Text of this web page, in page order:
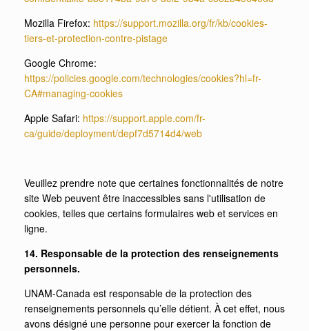
Mozilla Firefox: https://support.mozilla.org/fr/kb/cookies-
tiers-et-protection-contre-pistage
Google Chrome:
https://policies.google.com/technologies/cookies?hl=fr-
CA#managing-cookies
Apple Safari: https://support.apple.com/fr-
ca/guide/deployment/depf7d5714d4/web
Veuillez prendre note que certaines fonctionnalités de notre
site Web peuvent être inaccessibles sans l'utilisation de
cookies, telles que certains formulaires web et services en
ligne.
14. Responsable de la protection des renseignements
personnels.
UNAM-Canada est responsable de la protection des
renseignements personnels qu’elle détient. À cet effet, nous
avons désigné une personne pour exercer la fonction de